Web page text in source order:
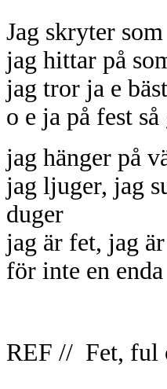
Jag skryter
jag hittar på
jag tror ja e
o e ja på fest
jag hänger på
jag ljuger, jag
duger
jag är fet, jag
för inte en
REF // Fet, ful